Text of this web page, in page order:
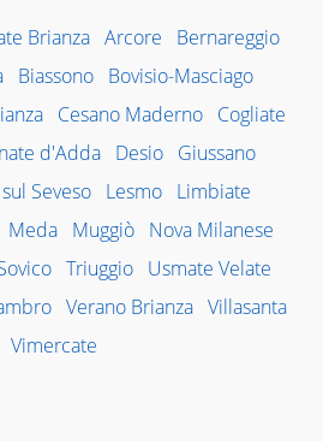
Brianza Arcore
Bernareggio
Biassono Bovisio-Masciago
Cesano Maderno Cogliate
d'Adda Desio
Giussano
Seveso Lesmo Limbiate
Meda Muggiò
Nova Milanese
Triuggio Usmate Velate
Verano Brianza Villasanta
Vimercate